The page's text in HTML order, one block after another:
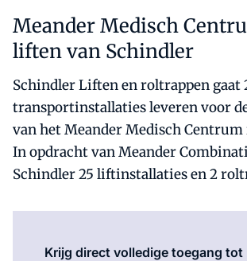
Meander Medisch
liften van Schindler
Schindler Liften en roltrappen gaat
transportinstallaties leveren voor
van het Meander Medisch
In opdracht van Meander
Schindler 25 liftinstallaties en 2
Krijg direct volledige toegang tot